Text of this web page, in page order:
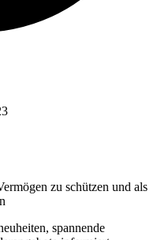
zu schützen und als
spannende